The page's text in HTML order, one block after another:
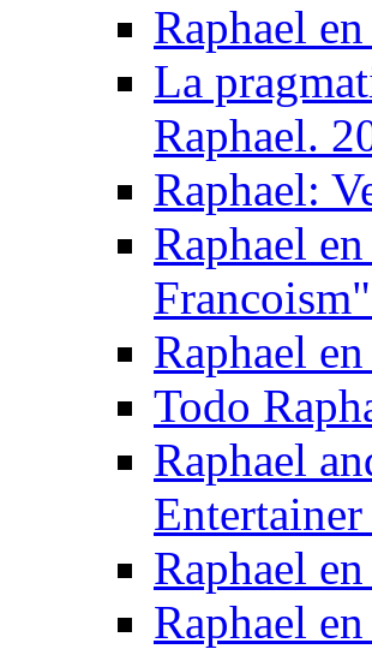
Raphael
La
Raphael.
Raphael:
Raphael
Raphael
Todo
Raphael
Raphael
Raphael